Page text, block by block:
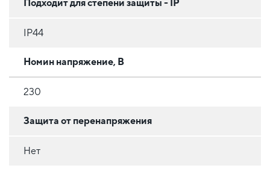
Подходит для степени защиты - IP
IP44
Номин напряжение, В
230
Защита от перенапряжения
Нет